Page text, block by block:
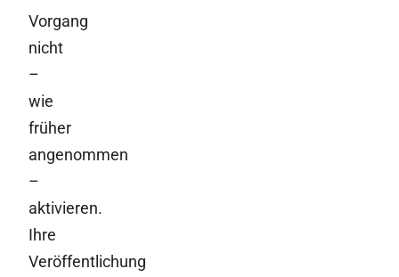
Vorgang
nicht
–
wie
früher
angenommen
–
aktivieren.
Ihre
Veröffentlichung